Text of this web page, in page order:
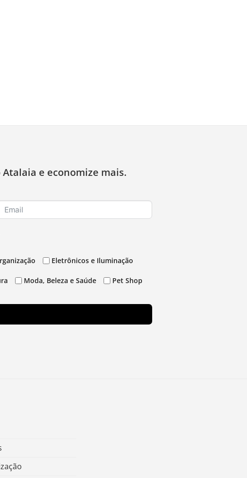
e economize mais.
Eletrônicos e Iluminação
Moda, Beleza e Saúde Pet Shop